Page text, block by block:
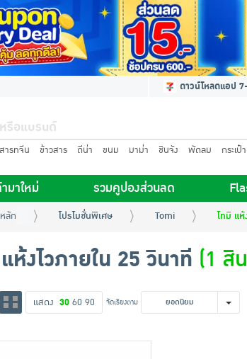
ดาวน์โหลดแอป
ารทจีน ข้าวสาร ดีน่า ขนม มาม่า ชินจัง พัดลม กระเป๋า
มาใหม่ รวมคูปองส่วนลด
ลัก โปรโมชั่นพิเศษ Tomi โทมิ แห้
ห้งไวภายใน 25 วินาที (1 สิ
แสดง 30 60 90 จัดเรียงตาม ยอดนิยม